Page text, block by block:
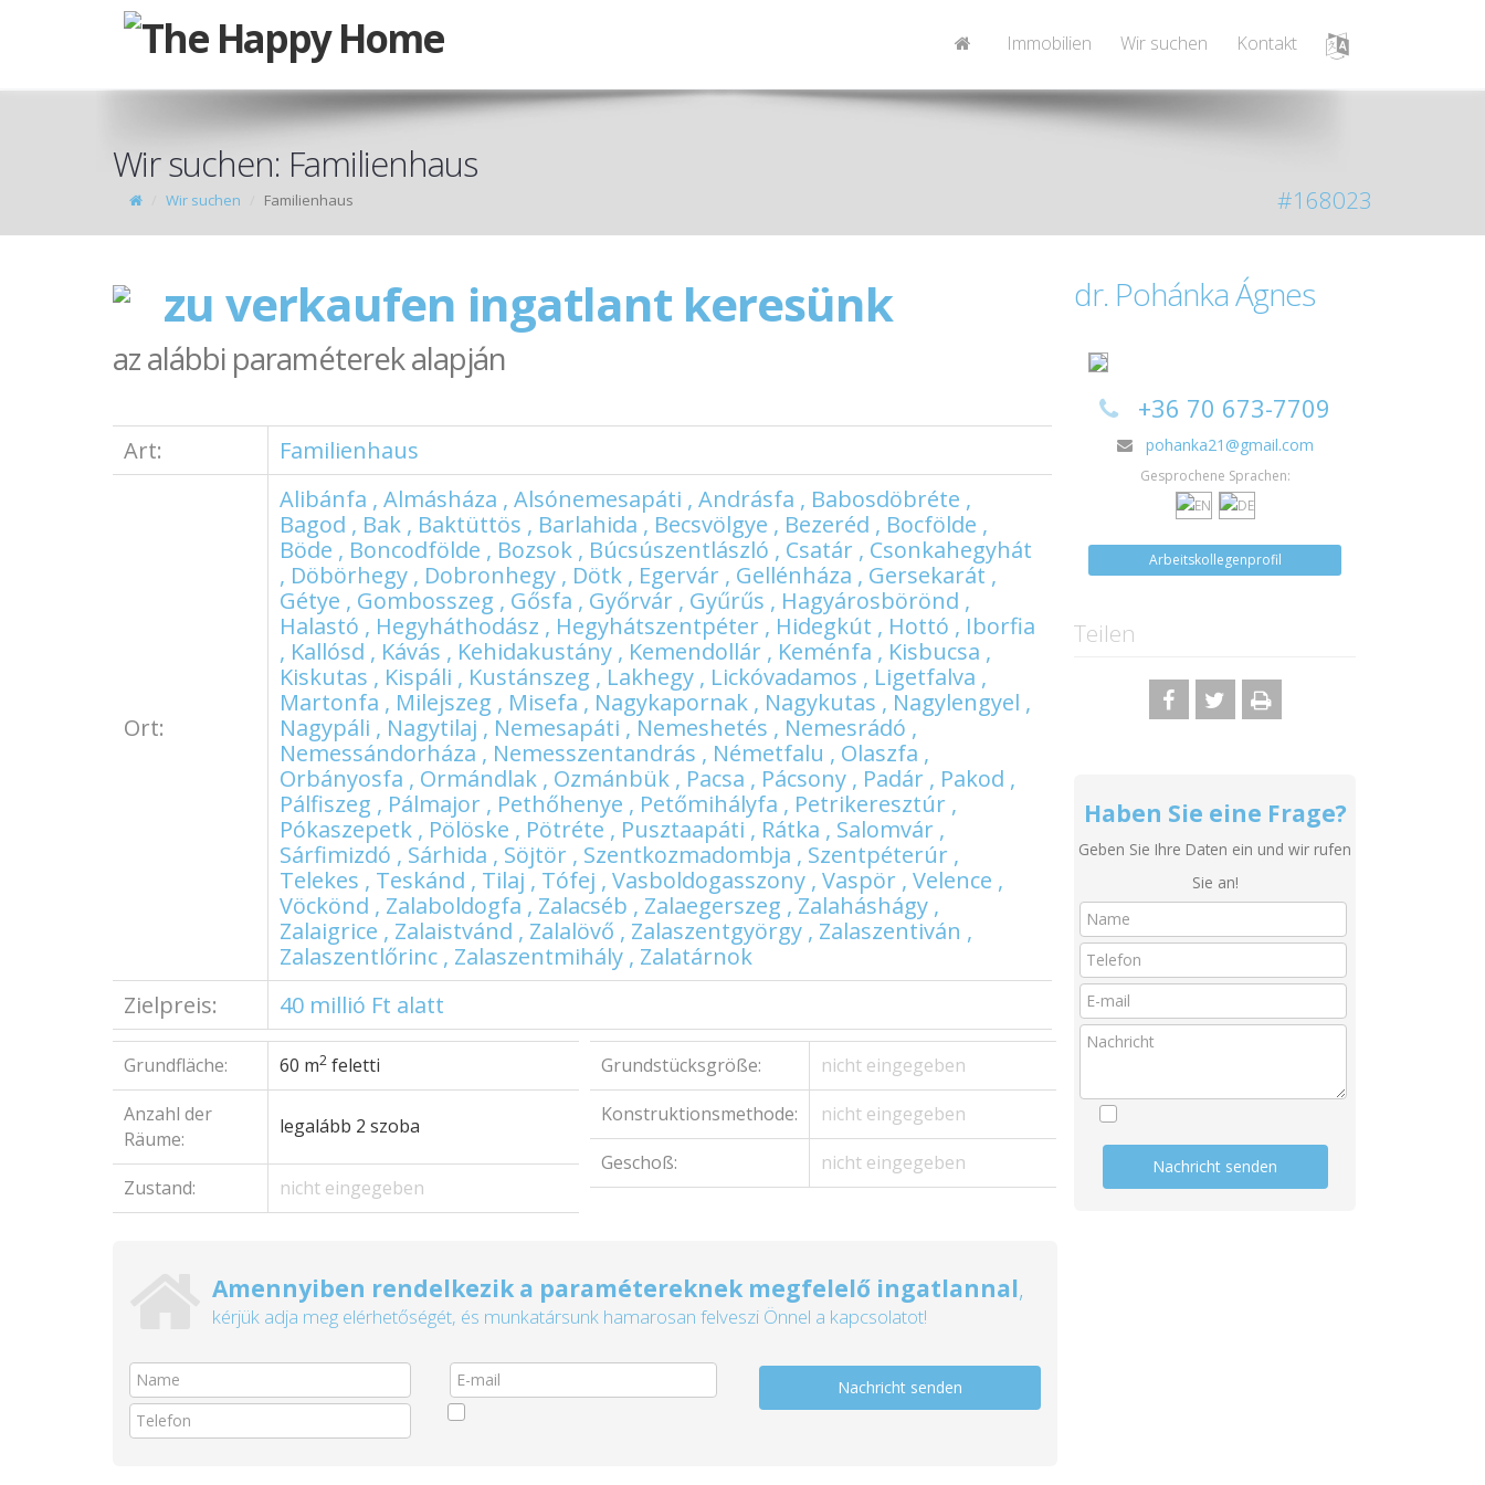
Immobilien Wir suchen Kontakt
Wir suchen: Familienhaus
Wir suchen Familienhaus #168023
zu verkaufen ingatlant keresünk
az alábbi paraméterek alapján
Art: Familienhaus
Ort:
Alibánfa , Almásháza , Alsónemesapáti , Andrásfa , Babosdöbréte ,
Bagod , Bak , Baktüttös , Barlahida , Becsvölgye , Bezeréd , Bocfölde ,
Böde , Boncodfölde , Bozsok , Búcsúszentlászló , Csatár , Csonkahegyhát
, Döbörhegy , Dobronhegy , Dötk , Egervár , Gellénháza , Gersekarát ,
Gétye , Gombosszeg , Gősfa , Győrvár , Gyűrűs , Hagyárosbörönd ,
Halastó , Hegyháthodász , Hegyhátszentpéter , Hidegkút , Hottó , Iborfia
, Kallósd , Kávás , Kehidakustány , Kemendollár , Keménfa , Kisbucsa ,
Kiskutas , Kispáli , Kustánszeg , Lakhegy , Lickóvadamos , Ligetfalva ,
Martonfa , Milejszeg , Misefa , Nagykapornak , Nagykutas , Nagylengyel ,
Nagypáli , Nagytilaj , Nemesapáti , Nemeshetés , Nemesrádó ,
Nemessándorháza , Nemesszentandrás , Németfalu , Olaszfa ,
Orbányosfa , Ormándlak , Ozmánbük , Pacsa , Pácsony , Padár , Pakod ,
Pálfiszeg , Pálmajor , Pethőhenye , Petőmihályfa , Petrikeresztúr ,
Pókaszepetk , Pölöske , Pötréte , Pusztaapáti , Rátka , Salomvár ,
Sárfimizdó , Sárhida , Söjtör , Szentkozmadombja , Szentpéterúr ,
Telekes , Teskánd , Tilaj , Tófej , Vasboldogasszony , Vaspör , Velence ,
Vöckönd , Zalaboldogfa , Zalacséb , Zalaegerszeg , Zalaháshágy ,
Zalaigrice , Zalaistvánd , Zalalövő , Zalaszentgyörgy , Zalaszentiván ,
Zalaszentlőrinc , Zalaszentmihály , Zalatárnok
Zielpreis:
40 millió Ft alatt
Grundfläche: 60 m2 feletti
Anzahl der
Räume:
legalább 2 szoba
Zustand: nicht eingegeben
Grundstücksgröße:
nicht eingegeben
Konstruktionsmethode:
nicht eingegeben
Geschoß:
nicht eingegeben
Amennyiben rendelkezik a paramétereknek megfelelő ingatlannal,
kérjük adja meg elérhetőségét, és munkatársunk hamarosan felveszi Önnel a kapcsolatot!
Nachricht senden
dr. Pohánka Ágnes
+36 70 673-7709
pohanka21@gmail.com
Gesprochene Sprachen:
Arbeitskollegenprofil
Teilen
Haben Sie eine Frage?
Geben Sie Ihre Daten ein und wir rufen
Sie an!
Nachricht senden